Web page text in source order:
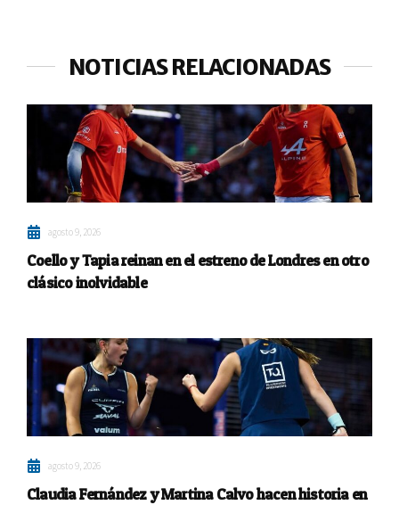
NOTICIAS RELACIONADAS
agosto 9, 2026
Coello y Tapia reinan en el estreno de Londres en otro
clásico inolvidable
agosto 9, 2026
Claudia Fernández y Martina Calvo hacen historia en